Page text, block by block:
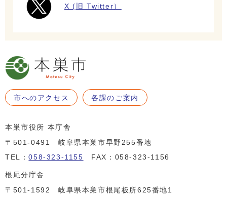
X (旧 Twitter）
市へのアクセス 各課のご案内
本巣市役所 本庁舎
〒501-0491 岐阜県本巣市早野255番地
TEL：058-323-1155 FAX：058-323-1156
根尾分庁舎
〒501-1592 岐阜県本巣市根尾板所625番地1